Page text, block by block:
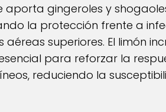
aporta gingeroles y
la protección frente a
superiores. El limón
para reforzar la
reduciendo la